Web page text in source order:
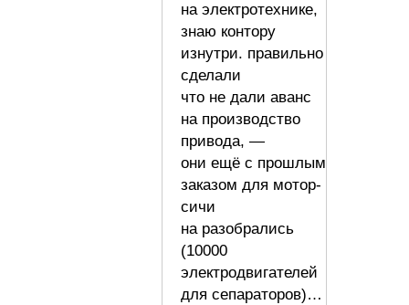
на электротехнике,
знаю контору
изнутри. правильно
сделали
что не дали аванс
на производство
привода, —
они ещё с прошлым
заказом для мотор-
сичи
на разобрались
(10000
электродвигателей
для сепараторов)…